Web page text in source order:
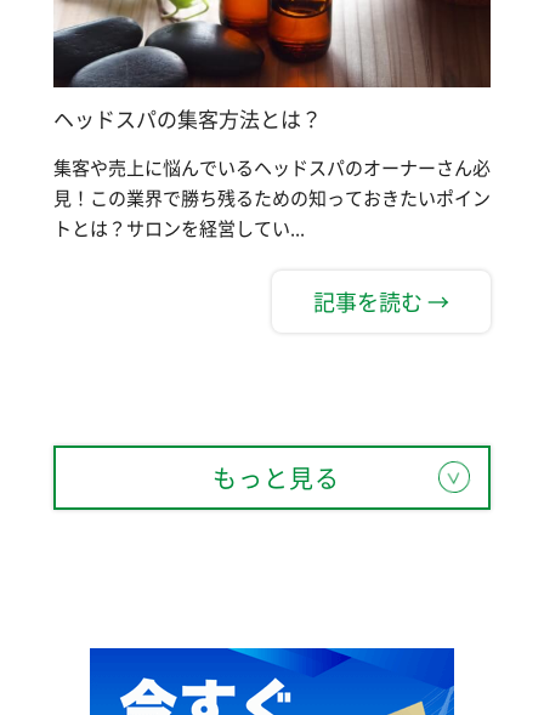
ヘッドスパの集客方法とは？
集客や売上に悩んでいるヘッドスパのオーナーさん必
見！この業界で勝ち残るための知っておきたいポイン
トとは？サロンを経営してい...
記事を読む →
もっと見る